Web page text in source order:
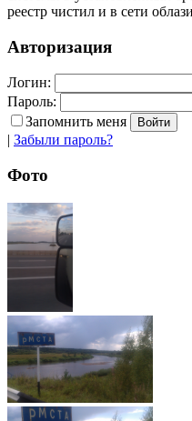
реестр чистил и в сети
Авторизация
Логин:
Пароль:
Запомнить меня
| Забыли пароль?
Фото